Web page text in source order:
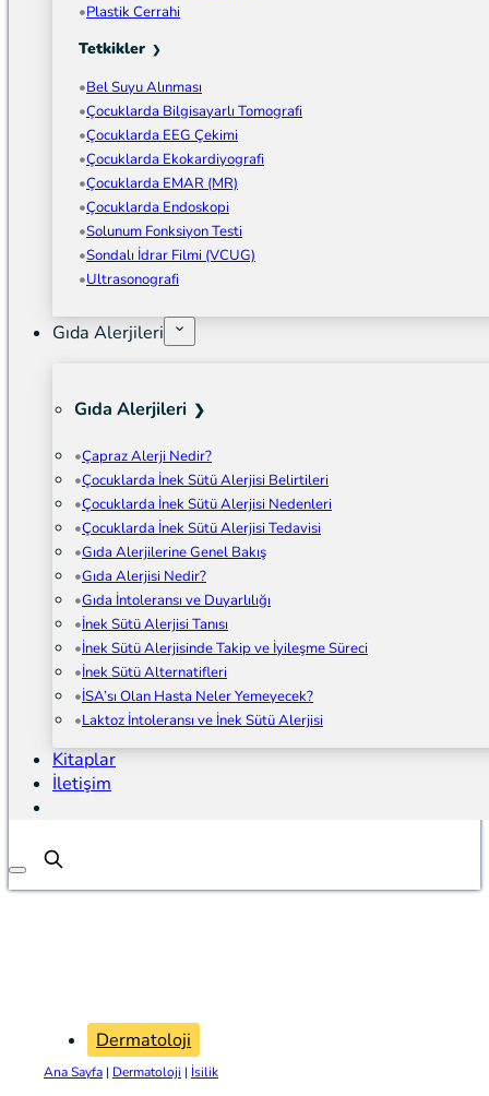
Plastik Cerrahi
Tetkikler
Bel Suyu Alınması
Çocuklarda Bilgisayarlı Tomografi
Çocuklarda EEG Çekimi
Çocuklarda Ekokardiyografi
Çocuklarda EMAR (MR)
Çocuklarda Endoskopi
Solunum Fonksiyon Testi
Sondalı İdrar Filmi (VCUG)
Ultrasonografi
Gıda Alerjileri
Gıda Alerjileri
Çapraz Alerji Nedir?
Çocuklarda İnek Sütü Alerjisi Belirtileri
Çocuklarda İnek Sütü Alerjisi Nedenleri
Çocuklarda İnek Sütü Alerjisi Tedavisi
Gıda Alerjilerine Genel Bakış
Gıda Alerjisi Nedir?
Gıda İntoleransı ve Duyarlılığı
İnek Sütü Alerjisi Tanısı
İnek Sütü Alerjisinde Takip ve İyileşme Süreci
İnek Sütü Alternatifleri
İSA’sı Olan Hasta Neler Yemeyecek?
Laktoz İntoleransı ve İnek Sütü Alerjisi
Kitaplar
İletişim
Dermatoloji
Ana Sayfa | Dermatoloji | İsilik